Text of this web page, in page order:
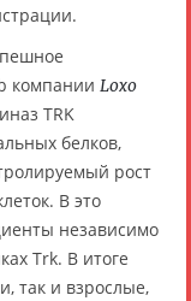
компании Loxo
TRK
белков,
рост
В это
независимо
Trk. В итоге
так и взрослые,